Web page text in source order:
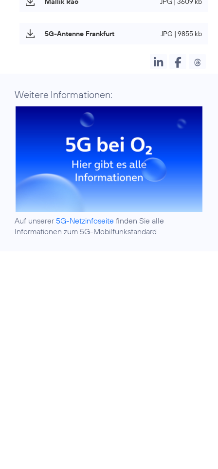
5G-Antenne Frankfurt JPG | 9855 kb
Weitere Informationen:
Auf unserer 5G-Netzinfoseite finden Sie alle
Informationen zum 5G-Mobilfunkstandard.